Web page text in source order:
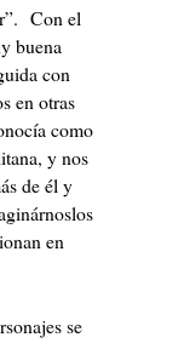
Con el
buena
con
en otras
como
y nos
de él y
en
se